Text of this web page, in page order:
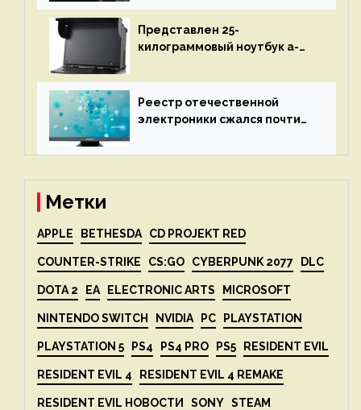
представят 18 апреля
Представлен 25-
килограммовый ноутбук a-
до 3 Тбайт DDR5 и шесть
дисплеев
Реестр отечественной
электроники сжался почти
Метки
APPLE BETHESDA CD PROJEKT RED
COUNTER-STRIKE CS:GO CYBERPUNK 2077 DLC
DOTA 2 EA ELECTRONIC ARTS MICROSOFT
NINTENDO SWITCH NVIDIA PC PLAYSTATION
PLAYSTATION 5 PS4 PS4 PRO PS5 RESIDENT EVIL
RESIDENT EVIL 4 RESIDENT EVIL 4 REMAKE
RESIDENT EVIL НОВОСТИ SONY STEAM